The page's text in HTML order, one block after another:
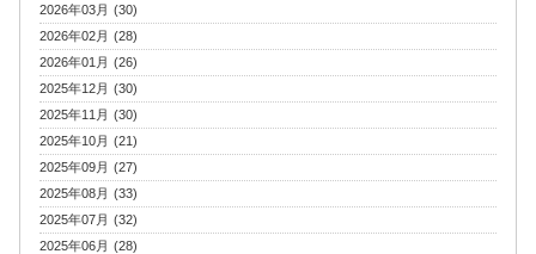
2026年03月 (30)
2026年02月 (28)
2026年01月 (26)
2025年12月 (30)
2025年11月 (30)
2025年10月 (21)
2025年09月 (27)
2025年08月 (33)
2025年07月 (32)
2025年06月 (28)